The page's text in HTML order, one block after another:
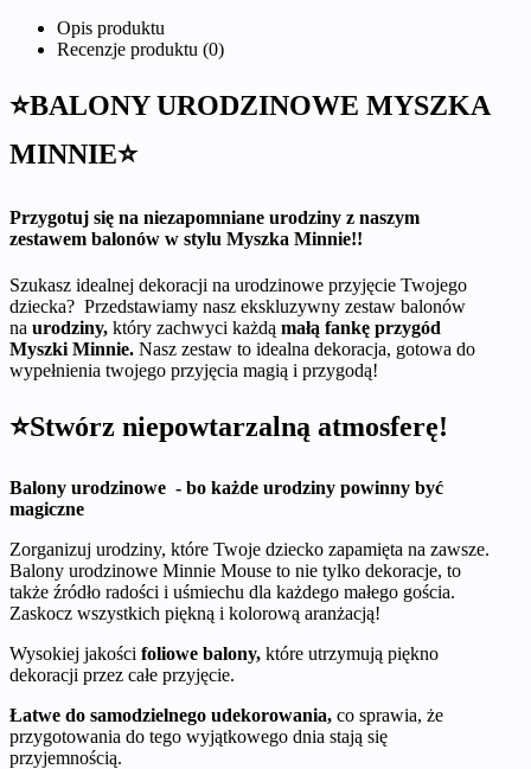
Opis produktu
Recenzje produktu (0)
⭐BALONY URODZINOWE MYSZKA
MINNIE⭐
Przygotuj się na niezapomniane urodziny z naszym
zestawem balonów w stylu Myszka Minnie!!
Szukasz idealnej dekoracji na urodzinowe przyjęcie Twojego
dziecka? Przedstawiamy nasz ekskluzywny zestaw balonów
na urodziny, który zachwyci każdą małą fankę przygód
Myszki Minnie. Nasz zestaw to idealna dekoracja, gotowa do
wypełnienia twojego przyjęcia magią i przygodą!
⭐Stwórz niepowtarzalną atmosferę!
Balony urodzinowe - bo każde urodziny powinny być
magiczne
Zorganizuj urodziny, które Twoje dziecko zapamięta na zawsze.
Balony urodzinowe Minnie Mouse to nie tylko dekoracje, to
także źródło radości i uśmiechu dla każdego małego gościa.
Zaskocz wszystkich piękną i kolorową aranżacją!
Wysokiej jakości foliowe balony, które utrzymują piękno
dekoracji przez całe przyjęcie.
Łatwe do samodzielnego udekorowania, co sprawia, że
przygotowania do tego wyjątkowego dnia stają się
przyjemnością.